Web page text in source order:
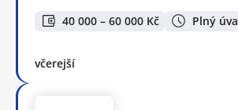
40 000 – 60 000 Kč Plný
včerejší